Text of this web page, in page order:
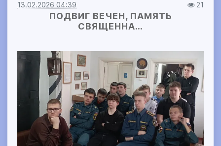
13.02.2026 04:39 21
ПОДВИГ ВЕЧЕН, ПАМЯТЬ
СВЯЩЕННА…